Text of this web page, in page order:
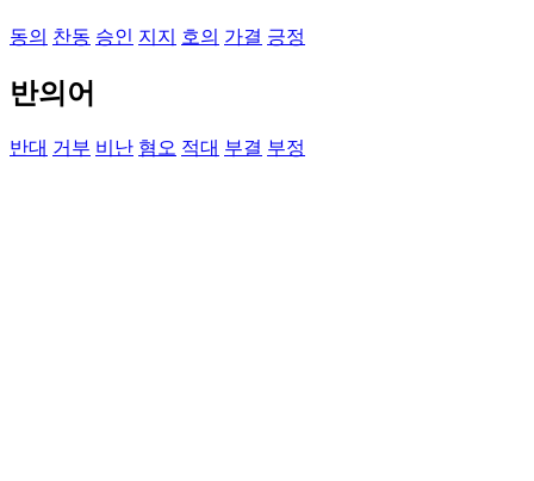
동의 찬동 승인 지지 호의 가결 긍정
반의어
반대 거부 비난 혐오 적대 부결 부정